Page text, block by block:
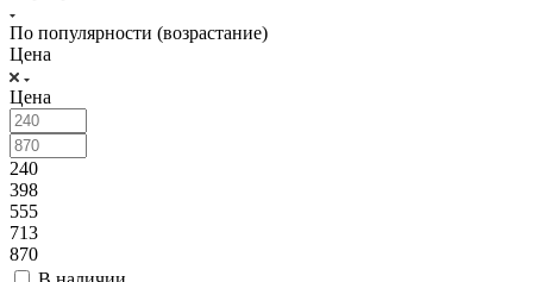
По популярности (возрастание)
Цена
Цена
240
398
555
713
870